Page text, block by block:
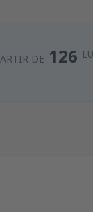
DE 126